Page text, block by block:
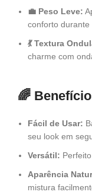
💼 Peso Leve:
conforto
💃 Textura
charme com
🌈
Fácil de Usar:
seu look em
Versátil:
Aparência
mistura